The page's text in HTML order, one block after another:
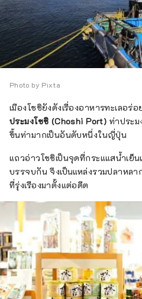
Photo by Pixta
เมืองโชชิยังดังเรื่องอาหารทะเลอร่
ประมงโชชิ (Choshi Port) ท่าประ
ขึ้นท่ามากเป็นอันดับหนึ่งในญี่ปุ่น
แถวอ่าวโชชิเป็นจุดที่กระแแสน้ำเย็
บรรจบกัน จึงเป็นแหล่งรวมปลาหลา
ที่รุ่งเรืองมาตั้งแต่อดีต